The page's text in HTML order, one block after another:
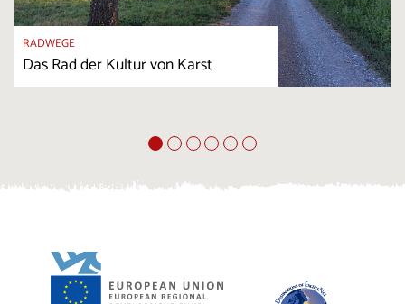
RADWEGE
Das Rad der Kultur von Karst